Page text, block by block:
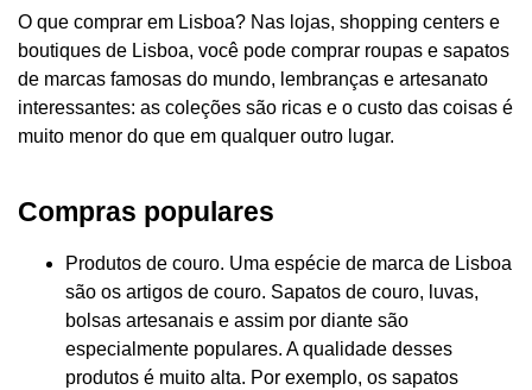
O que comprar em Lisboa? Nas lojas, shopping centers e
boutiques de Lisboa, você pode comprar roupas e sapatos
de marcas famosas do mundo, lembranças e artesanato
interessantes: as coleções são ricas e o custo das coisas é
muito menor do que em qualquer outro lugar.
Compras populares
Produtos de couro. Uma espécie de marca de Lisboa
são os artigos de couro. Sapatos de couro, luvas,
bolsas artesanais e assim por diante são
especialmente populares. A qualidade desses
produtos é muito alta. Por exemplo, os sapatos